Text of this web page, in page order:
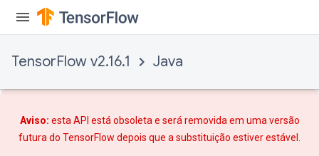
TensorFlow v2.16.1 Java
Aviso: esta API está obsoleta e será removida em uma versão
futura do TensorFlow depois que a substituição estiver estável.